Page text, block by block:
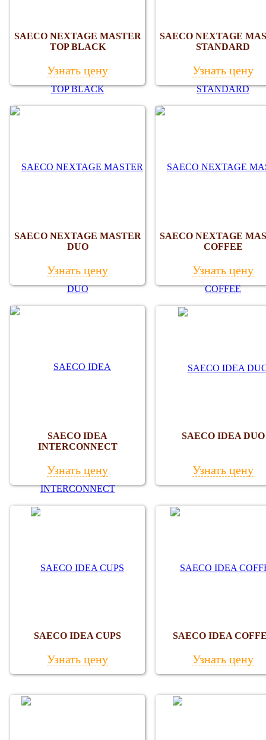
SAECO NEXTAGE MASTER
TOP BLACK
Узнать цену
SAECO NEXTAGE
STANDARD
Узнать цену
SAECO NEXTAGE MASTER
DUO
Узнать цену
SAECO NEXTAGE
COFFEE
Узнать цену
SAECO IDEA
INTERCONNECT
Узнать цену
SAECO IDEA DUO
Узнать цену
SAECO IDEA CUPS
Узнать цену
SAECO IDEA
Узнать цену